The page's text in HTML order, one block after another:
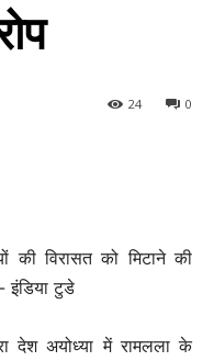
0
24
देश अयोध्या में रामलला के